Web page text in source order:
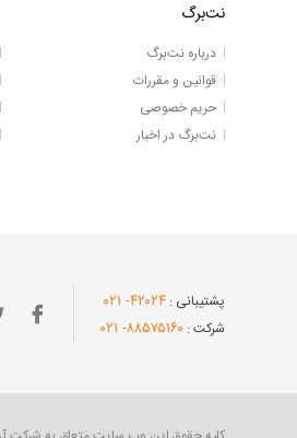
نت‌برگ
درباره نت‌برگ
قوانین و مقررات
حریم خصوصی
نت‌برگ در اخبار
پشتیبانی : ۴۲۰۲۴- ۰۲۱
شرکت : ۸۸۵۷۵۱۶۰- ۰۲۱